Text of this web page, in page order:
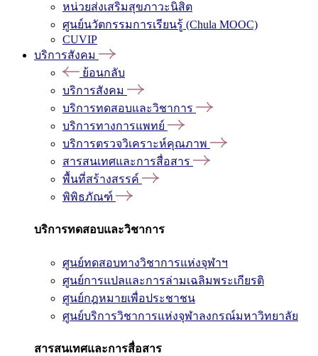
หน่วยส่งเสริมสุขภาวะนิสิต
ศูนย์นวัตกรรมการเรียนรู้ (Chula MOOC)
CUVIP
บริการสังคม
ย้อนกลับ
บริการสังคม
บริการทดสอบและวิชาการ
บริการทางการแพทย์
บริการตรวจวิเคราะห์คุณภาพ
สารสนเทศและการสื่อสาร
พื้นที่สร้างสรรค์
พิพิธภัณฑ์
บริการทดสอบและวิชาการ
ศูนย์ทดสอบทางวิชาการแห่งจุฬาฯ
ศูนย์การแปลและการล่ามเฉลิมพระเกียรติ
ศูนย์กฎหมายเพื่อประชาชน
ศูนย์บริการวิชาการแห่งจุฬาลงกรณ์มหาวิทยาลัย
สารสนเทศและการสื่อสาร